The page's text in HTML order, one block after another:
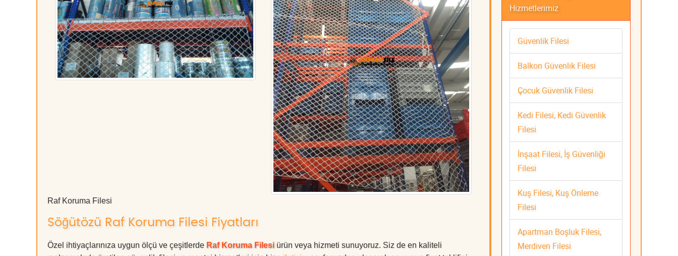
Raf Koruma Filesi
Söğütözü Raf Koruma Filesi Fiyatları
Özel ihtiyaçlarınıza uygun ölçü ve çeşitlerde Raf Koruma Filesi ürün veya hizmeti sunuyoruz. Siz de en kaliteli
Hizmetlerimiz
Güvenlik Filesi
Balkon Güvenlik Filesi
Çocuk Güvenlik Filesi
Kedi Filesi, Kedi Güvenlik
Filesi
İnşaat Filesi, İş Güvenliği
Filesi
Kuş Filesi, Kuş Önleme
Filesi
Apartman Boşluk Filesi,
Merdiven Filesi